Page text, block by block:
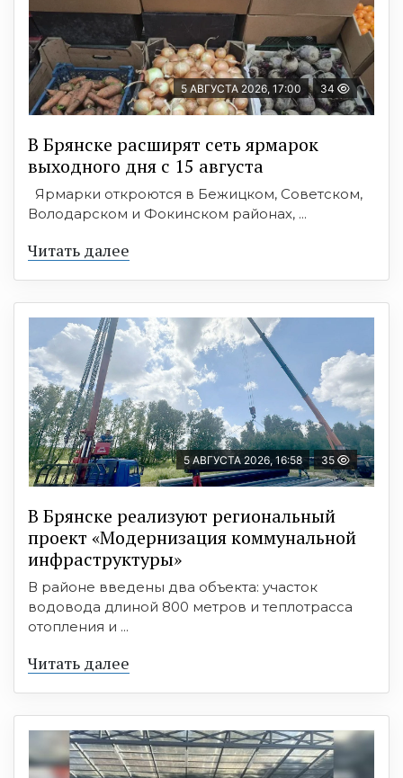
5 АВГУСТА 2026, 17:00 34
В Брянске расширят сеть ярмарок
выходного дня с 15 августа
Ярмарки откроются в Бежицком, Советском,
Володарском и Фокинском районах, ...
Читать далее
5 АВГУСТА 2026, 16:58 35
В Брянске реализуют региональный
проект «Модернизация коммунальной
инфраструктуры»
В районе введены два объекта: участок
водовода длиной 800 метров и теплотрасса
отопления и ...
Читать далее